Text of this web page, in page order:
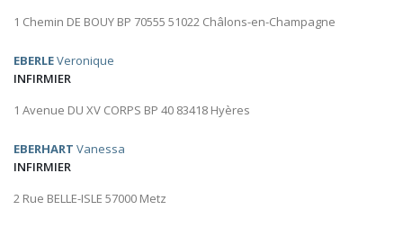
1 Chemin DE BOUY BP 70555 51022 Châlons-en-Champagne
EBERLEVeronique
INFIRMIER
1 Avenue DU XV CORPS BP 40 83418 Hyères
EBERHART Vanessa
INFIRMIER
2 Rue BELLE-ISLE 57000 Metz